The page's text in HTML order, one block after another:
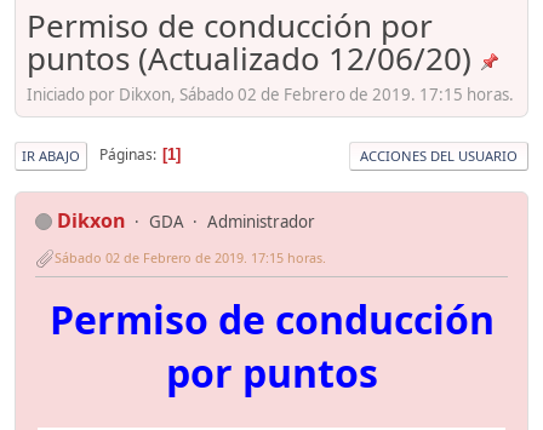
Permiso de conducción por
puntos (Actualizado 12/06/20)
Iniciado por Dikxon, Sábado 02 de Febrero de 2019. 17:15 horas.
IR ABAJO Páginas 1 ACCIONES DEL USUARIO
Dikxon GDA Administrador
Sábado 02 de Febrero de 2019. 17:15 horas.
Permiso de conducción
por puntos